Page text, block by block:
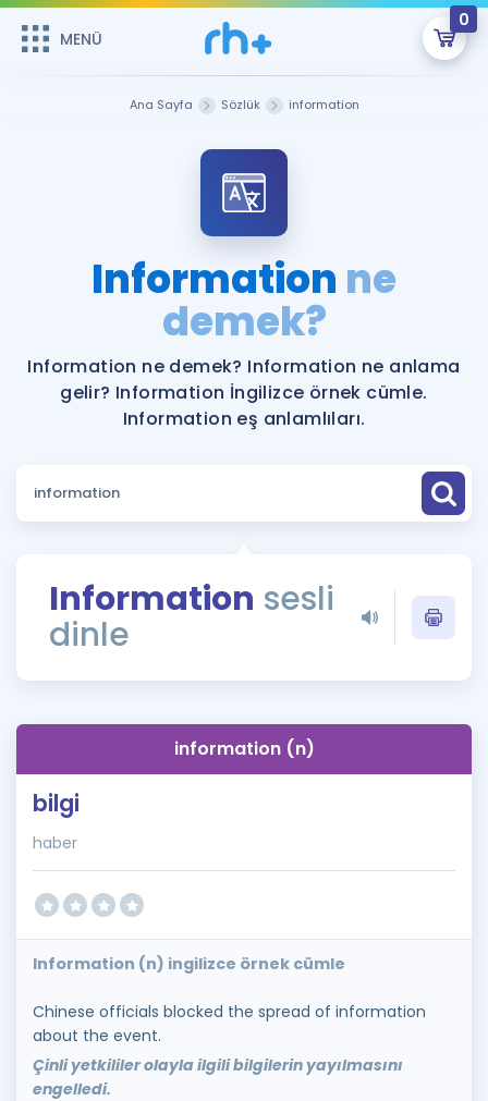
MENÜ
0
Şifremi Hatırlamıyorum
Sepetin Şu An Boş.
Remzi Hoca ile seni sınava hazırlayacak onlarca eğitim seni
bekliyor!
MENÜ
Katılımcı Görüşleri
Faydalı Araçlar
Ücretsiz Kaynaklar
ÖSYM Sınav Takvimi
Kampanyalar
İngilizce Gramer
İngilizce Gramer
Ana Sayfa Sözlük information
Information ne
demek?
Information ne demek? Information ne anlama
gelir? Information İngilizce örnek cümle.
Information eş anlamlıları.
Information sesli
dinle
information (n)
bilgi
haber
Information (n) ingilizce örnek cümle
Chinese officials blocked the spread of information
about the event.
Çinli yetkililer olayla ilgili bilgilerin yayılmasını
engelledi.